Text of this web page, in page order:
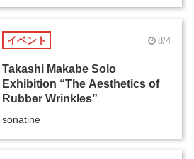
イベント 8/4
Takashi Makabe Solo
Exhibition “The Aesthetics of
Rubber Wrinkles”
sonatine